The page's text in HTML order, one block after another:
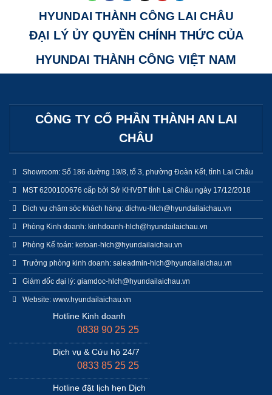
HYUNDAI THÀNH CÔNG LAI CHÂU
ĐẠI LÝ ỦY QUYỀN CHÍNH THỨC CỦA
HYUNDAI THÀNH CÔNG VIỆT NAM
CÔNG TY CỔ PHẦN THÀNH AN LAI
CHÂU
Showroom: Số 186 đường 19/8, tổ 3, phường Đoàn Kết, tỉnh Lai Châu
MST 6200100676 cấp bởi Sở KHVĐT tỉnh Lai Châu ngày 17/12/2018
Dich vụ chăm sóc khách hàng: dichvu-hlch@hyundailaichau.vn
Phòng Kinh doanh: kinhdoanh-hlch@hyundailaichau.vn
Phòng Kế toán: ketoan-hlch@hyundailaichau.vn
Trưởng phòng kinh doanh: saleadmin-hlch@hyundailaichau.vn
Giám đốc đại lý: giamdoc-hlch@hyundailaichau.vn
Website: www.hyundailaichau.vn
Hotline Kinh doanh
0838 90 25 25
Dịch vụ & Cứu hộ 24/7
0833 85 25 25
Hotline đặt lịch hẹn Dịch